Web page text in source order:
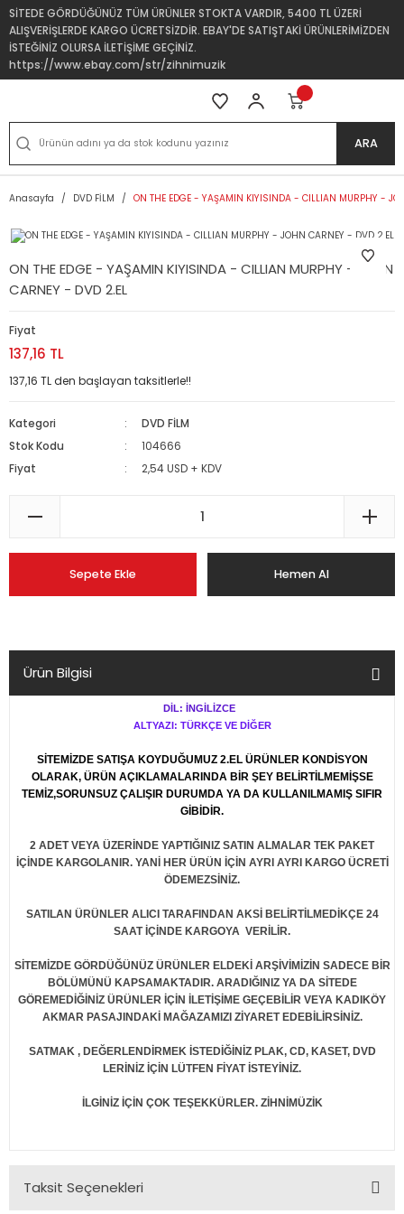
SİTEDE GÖRDÜĞÜNÜZ TÜM ÜRÜNLER STOKTA VARDIR, 5400 TL ÜZERİ
ALIŞVERİŞLERDE KARGO ÜCRETSİZDİR. EBAY'DE SATIŞTAKİ ÜRÜNLERİMİZDEN
İSTEĞİNİZ OLURSA İLETİŞİME GEÇİNİZ.
https://www.ebay.com/str/zihnimuzik
ARA
Anasayfa DVD FİLM ON THE EDGE - YAŞAMIN KIYISINDA - CILLIAN MURPHY -
ON THE EDGE - YAŞAMIN KIYISINDA - CILLIAN MURPHY - JOHN
CARNEY - DVD 2.EL
Fiyat
137,16 TL
137,16 TL den başlayan taksitlerle!!
Kategori
DVD FİLM
Stok Kodu
104666
Fiyat
2,54 USD + KDV
Sepete Ekle Hemen Al
Ürün Bilgisi
DİL: İNGİLİZCE
ALTYAZI: TÜRKÇE VE DİĞER
SİTEMİZDE SATIŞA KOYDUĞUMUZ 2.EL ÜRÜNLER KONDİSYON
OLARAK, ÜRÜN AÇIKLAMALARINDA BİR ŞEY BELİRTİLMEMİŞSE
TEMİZ,SORUNSUZ ÇALIŞIR DURUMDA YA DA KULLANILMAMIŞ SIFIR
GİBİDİR.
2 ADET VEYA ÜZERİNDE YAPTIĞINIZ SATIN ALMALAR TEK PAKET
İÇİNDE KARGOLANIR. YANİ HER ÜRÜN İÇİN AYRI AYRI KARGO ÜCRETİ
ÖDEMEZSİNİZ.
SATILAN ÜRÜNLER ALICI TARAFINDAN AKSİ BELİRTİLMEDİKÇE 24
SAAT İÇİNDE KARGOYA VERİLİR.
SİTEMİZDE GÖRDÜĞÜNÜZ ÜRÜNLER ELDEKİ ARŞİVİMİZİN SADECE BİR
BÖLÜMÜNÜ KAPSAMAKTADIR. ARADIĞINIZ YA DA SİTEDE
GÖREMEDİĞİNİZ ÜRÜNLER İÇİN İLETİŞİME GEÇEBİLİR VEYA KADIKÖY
AKMAR PASAJINDAKİ MAĞAZAMIZI ZİYARET EDEBİLİRSİNİZ.
SATMAK , DEĞERLENDİRMEK İSTEDİĞİNİZ PLAK, CD, KASET, DVD
LERİNİZ İÇİN LÜTFEN FİYAT İSTEYİNİZ.
İLGİNİZ İÇİN ÇOK TEŞEKKÜRLER. ZİHNİMÜZİK
Taksit Seçenekleri